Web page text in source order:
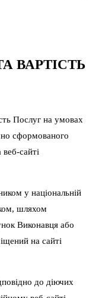
ВАРТІСТЬ
Послуг на умовах
сформованого
сайті
у національній
шляхом
Виконавця або
на сайті
до діючих